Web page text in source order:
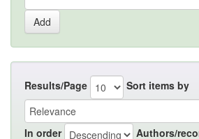
Results/Page Sort items by
In order Authors/